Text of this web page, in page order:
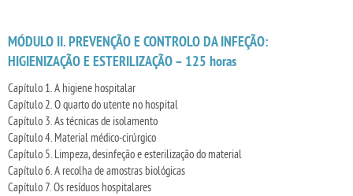
MÓDULO II. PREVENÇÃO E CONTROLO DA INFEÇÃO:
HIGIENIZAÇÃO E ESTERILIZAÇÃO – 125 horas
Capítulo 1. A higiene hospitalar
Capítulo 2. O quarto do utente no hospital
Capítulo 3. As técnicas de isolamento
Capítulo 4. Material médico-cirúrgico
Capítulo 5. Limpeza, desinfeção e esterilização do material
Capítulo 6. A recolha de amostras biológicas
Capítulo 7. Os resíduos hospitalares